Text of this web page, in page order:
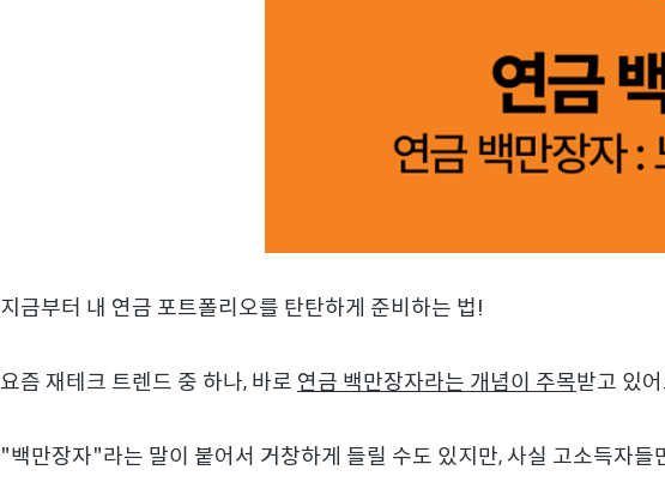
지금부터 내 연금 포트폴리오를 탄탄하게 준비하는 법!
요즘 재테크 트렌드 중 하나, 바로 연금 백만장자라는 개념이 주목받고 있
"백만장자"라는 말이 붙어서 거창하게 들릴 수도 있지만, 사실 고소득자